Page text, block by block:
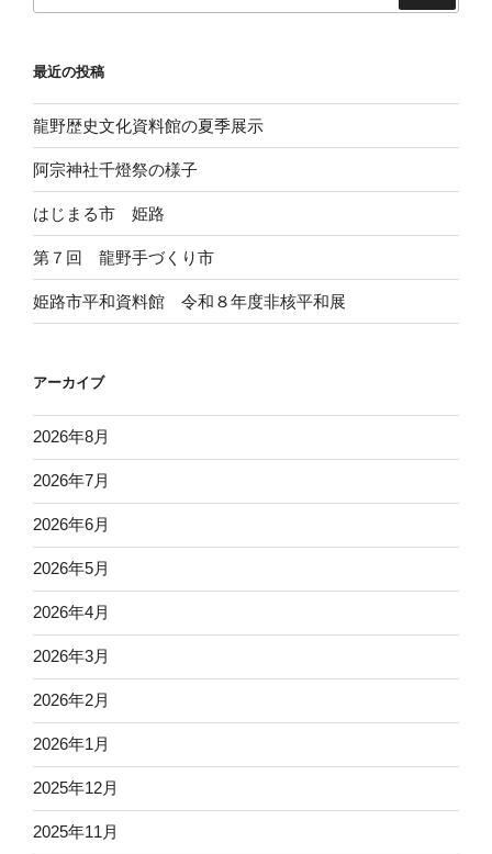
最近の投稿
龍野歴史文化資料館の夏季展示
阿宗神社千燈祭の様子
はじまる市 姫路
第７回 龍野手づくり市
姫路市平和資料館 令和８年度非核平和展
アーカイブ
2026年8月
2026年7月
2026年6月
2026年5月
2026年4月
2026年3月
2026年2月
2026年1月
2025年12月
2025年11月